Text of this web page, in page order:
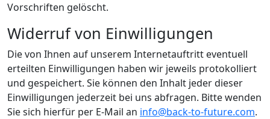
Vorschriften gelöscht.
Widerruf von Einwilligungen
Die von Ihnen auf unserem Internetauftritt eventuell
erteilten Einwilligungen haben wir jeweils protokolliert
und gespeichert. Sie können den Inhalt jeder dieser
Einwilligungen jederzeit bei uns abfragen. Bitte wenden
Sie sich hierfür per E-Mail an info@back-to-future.com.